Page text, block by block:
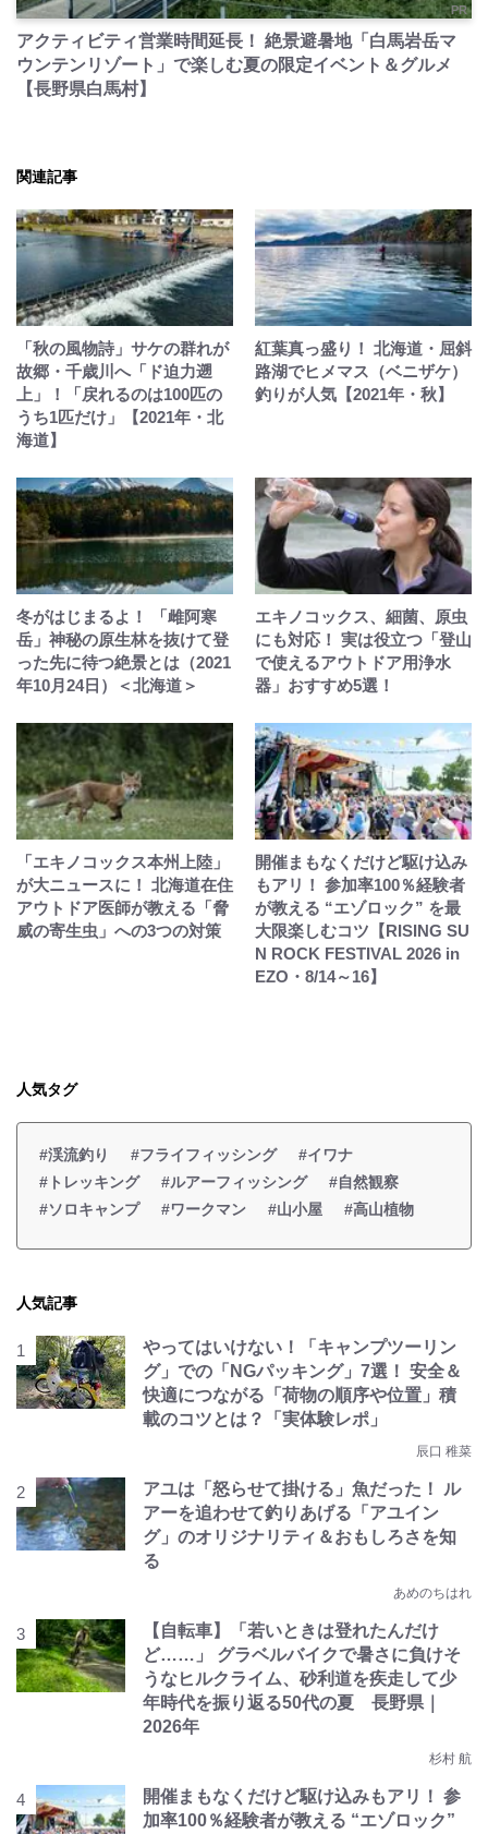
PR
アクティビティ営業時間延長！ 絶景避暑地「白馬岩岳マ
ウンテンリゾート」で楽しむ夏の限定イベント＆グルメ
【長野県白馬村】
関連記事
「秋の風物詩」サケの群れが
故郷・千歳川へ「ド迫力遡
上」！「戻れるのは100匹の
うち1匹だけ」【2021年・北
海道】
紅葉真っ盛り！ 北海道・屈斜
路湖でヒメマス（ベニザケ）
釣りが人気【2021年・秋】
冬がはじまるよ！ 「雌阿寒
岳」神秘の原生林を抜けて登
った先に待つ絶景とは（2021
年10月24日）＜北海道＞
エキノコックス、細菌、原虫
にも対応！ 実は役立つ「登山
で使えるアウトドア用浄水
器」おすすめ5選！
「エキノコックス本州上陸」
が大ニュースに！ 北海道在住
アウトドア医師が教える「脅
威の寄生虫」への3つの対策
開催まもなくだけど駆け込み
もアリ！ 参加率100％経験者
が教える “エゾロック” を最
大限楽しむコツ【RISING SU
N ROCK FESTIVAL 2026 in
EZO・8/14～16】
人気タグ
#渓流釣り #フライフィッシング
#イワナ
#トレッキング
#ルアーフィッシング
#自然観察
#ソロキャンプ
#ワークマン #山小屋 #高山植物
人気記事
やってはいけない！「キャンプツーリン
グ」での「NGパッキング」7選！ 安全＆
快適につながる「荷物の順序や位置」積
載のコツとは？「実体験レポ」
辰口 稚菜
アユは「怒らせて掛ける」魚だった！ ル
アーを追わせて釣りあげる「アユイン
グ」のオリジナリティ＆おもしろさを知
る
あめのちはれ
【自転車】「若いときは登れたんだけ
ど……」 グラベルバイクで暑さに負けそ
うなヒルクライム、砂利道を疾走して少
年時代を振り返る50代の夏 長野県｜
2026年
杉村 航
開催まもなくだけど駆け込みもアリ！ 参
加率100％経験者が教える “エゾロック”